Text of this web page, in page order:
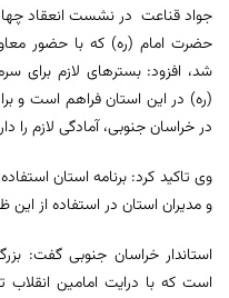
جواد قناعت در نشست انعقاد
حضرت امام (ره) که با حضور
شد، افزود: بسترهای لازم برای
(ره) در این استان فراهم است و
در خراسان جنوبی، آمادگی لازم را
وی تاکید کرد: برنامه استان
و مدیران استان در استفاده از
استاندار خراسان جنوبی گفت:
است که با درایت امامین